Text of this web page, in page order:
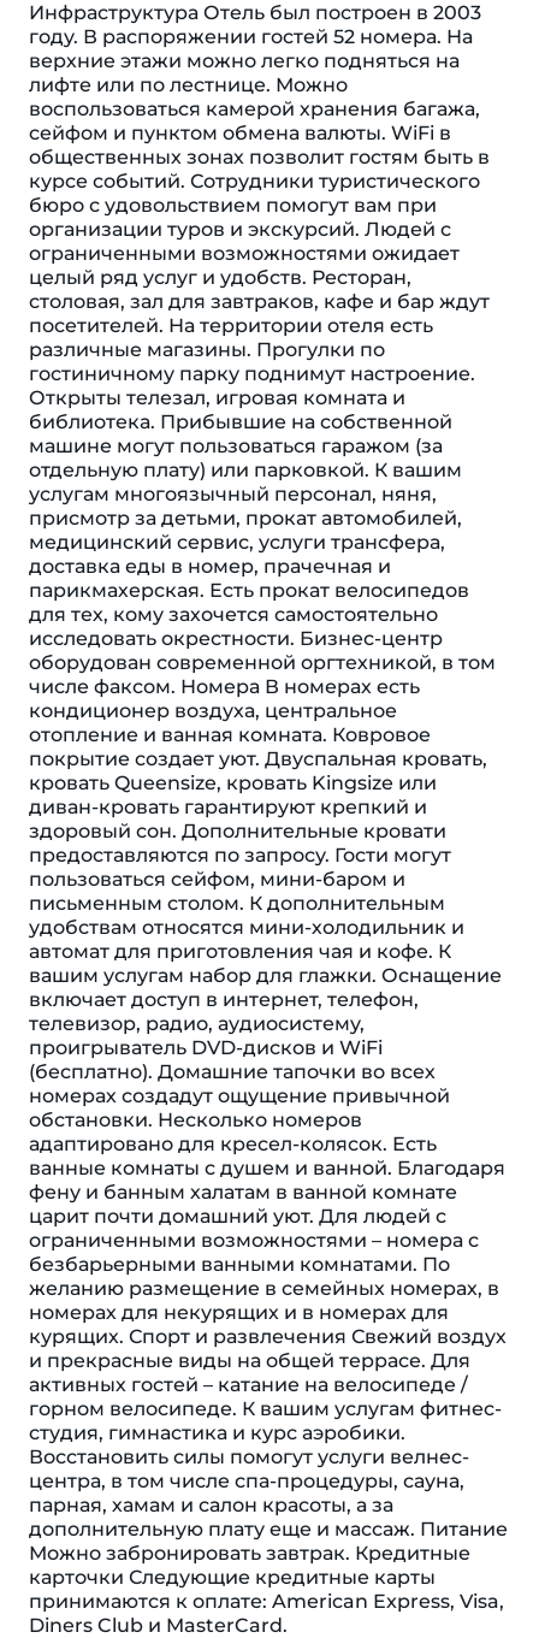
Инфраструктура Отель был построен в 2003
году. В распоряжении гостей 52 номера. На
верхние этажи можно легко подняться на
лифте или по лестнице. Можно
воспользоваться камерой хранения багажа,
сейфом и пунктом обмена валюты. WiFi в
общественных зонах позволит гостям быть в
курсе событий. Сотрудники туристического
бюро с удовольствием помогут вам при
организации туров и экскурсий. Людей с
ограниченными возможностями ожидает
целый ряд услуг и удобств. Ресторан,
столовая, зал для завтраков, кафе и бар ждут
посетителей. На территории отеля есть
различные магазины. Прогулки по
гостиничному парку поднимут настроение.
Открыты телезал, игровая комната и
библиотека. Прибывшие на собственной
машине могут пользоваться гаражом (за
отдельную плату) или парковкой. К вашим
услугам многоязычный персонал, няня,
присмотр за детьми, прокат автомобилей,
медицинский сервис, услуги трансфера,
доставка еды в номер, прачечная и
парикмахерская. Есть прокат велосипедов
для тех, кому захочется самостоятельно
исследовать окрестности. Бизнес-центр
оборудован современной оргтехникой, в том
числе факсом. Номера В номерах есть
кондиционер воздуха, центральное
отопление и ванная комната. Ковровое
покрытие создает уют. Двуспальная кровать,
кровать Queensize, кровать Kingsize или
диван-кровать гарантируют крепкий и
здоровый сон. Дополнительные кровати
предоставляются по запросу. Гости могут
пользоваться сейфом, мини-баром и
письменным столом. К дополнительным
удобствам относятся мини-холодильник и
автомат для приготовления чая и кофе. К
вашим услугам набор для глажки. Оснащение
включает доступ в интернет, телефон,
телевизор, радио, аудиосистему,
проигрыватель DVD-дисков и WiFi
(бесплатно). Домашние тапочки во всех
номерах создадут ощущение привычной
обстановки. Несколько номеров
адаптировано для кресел-колясок. Есть
ванные комнаты с душем и ванной. Благодаря
фену и банным халатам в ванной комнате
царит почти домашний уют. Для людей с
ограниченными возможностями – номера с
безбарьерными ванными комнатами. По
желанию размещение в семейных номерах, в
номерах для некурящих и в номерах для
курящих. Спорт и развлечения Свежий воздух
и прекрасные виды на общей террасе. Для
активных гостей – катание на велосипеде /
горном велосипеде. К вашим услугам фитнес-
студия, гимнастика и курс аэробики.
Восстановить силы помогут услуги велнес-
центра, в том числе спа-процедуры, сауна,
парная, хамам и салон красоты, а за
дополнительную плату еще и массаж. Питание
Можно забронировать завтрак. Кредитные
карточки Следующие кредитные карты
принимаются к оплате: American Express, Visa,
Diners Club и MasterCard.